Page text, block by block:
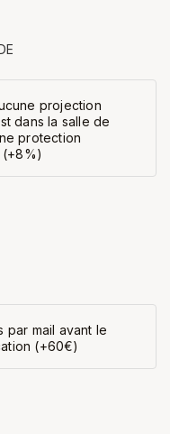
projection
dans la salle de
protection
(+8%)
par mail avant le
(+60€)